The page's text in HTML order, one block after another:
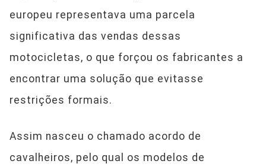
europeu representava uma parcela
significativa das vendas dessas
motocicletas, o que forçou os fabricantes a
encontrar uma solução que evitasse
restrições formais.
Assim nasceu o chamado acordo de
cavalheiros, pelo qual os modelos de